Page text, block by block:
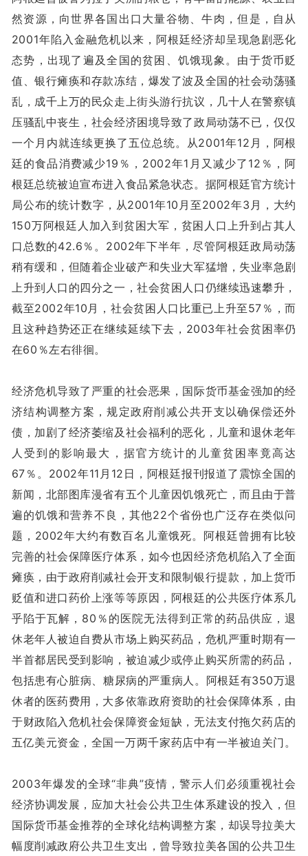
然资源，向世界各国出口大量谷物、牛肉，但是，自从
2001年陷入金融危机以来，阿根廷经济却呈现急剧恶化
态势，出现了遍及全国的贫困、饥饿现象。由于货币贬
值、银行瘫痪和存款冻结，爆发了波及全国的社会动荡骚
乱，成千上万的民众走上街头游行抗议，几十人在警察镇
压骚乱中丧生，社会经济困境导致了政局动荡不已，仅仅
一个月内就连续更换了五位总统。从2001年12月，阿根
廷的食品消费减少19％，2002年1月又减少了12％，阿
根廷总统被迫宣布进入食品紧急状态。据阿根廷官方统计
局公布的统计数字，从2001年10月至2002年3月，大约
150万阿根廷人加入到贫困大军，贫困人口上升到占其人
口总数的42.6％。2002年下半年，尽管阿根廷政局动荡
稍有缓和，但随着企业破产和失业大军猛增，失业率急剧
上升到人口的四分之一，社会贫困人口仍继续迅速攀升，
截至2002年10月，社会贫困人口比重已上升至57％，而
且这种趋势还正在继续延续下去，2003年社会贫困率仍
在60％左右徘徊。
经济危机导致了严重的社会恶果，国际货币基金强加的经
济结构调整方案，规定政府削减公共开支以确保偿还外
债，加剧了经济萎缩及社会福利的恶化，儿童和退休老年
人受到的影响最大，据官方统计的儿童贫困率竟高达
67％。2002年11月12日，阿根廷报刊报道了震惊全国的
新闻，北部图库漫省有五个儿童因饥饿死亡，而且由于普
遍的饥饿和营养不良，其他22个省份也广泛存在类似问
题，2002年大约有数百名儿童饿死。阿根廷曾拥有比较
完善的社会保障医疗体系，如今也因经济危机陷入了全面
瘫痪，由于政府削减社会开支和限制银行提款，加上货币
贬值和进口药价上涨等等原因，阿根廷的公共医疗体系几
乎陷于瓦解，80％的医院无法得到正常的药品供应，退
休老年人被迫自费从市场上购买药品，危机严重时期有一
半首都居民受到影响，被迫减少或停止购买所需的药品，
包括患有心脏病、糖尿病的严重病人。阿根廷有350万退
休者的医药费用，大多依靠政府资助的社会保障体系，由
于财政陷入危机社会保障资金短缺，无法支付拖欠药店的
五亿美元资金，全国一万两千家药店中有一半被迫关门。
2003年爆发的全球“非典”疫情，警示人们必须重视社会
经济协调发展，应加大社会公共卫生体系建设的投入，但
国际货币基金推荐的全球化结构调整方案，却误导拉美大
幅度削减政府公共卫生支出，曾导致拉美各国的公共卫生